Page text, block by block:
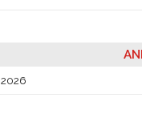
2026